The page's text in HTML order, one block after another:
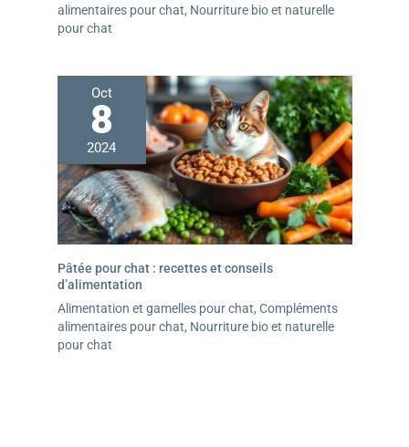
alimentaires pour chat, Nourriture bio et naturelle
pour chat
Oct
8
2024
Pâtée pour chat : recettes et conseils
d’alimentation
Alimentation et gamelles pour chat, Compléments
alimentaires pour chat, Nourriture bio et naturelle
pour chat